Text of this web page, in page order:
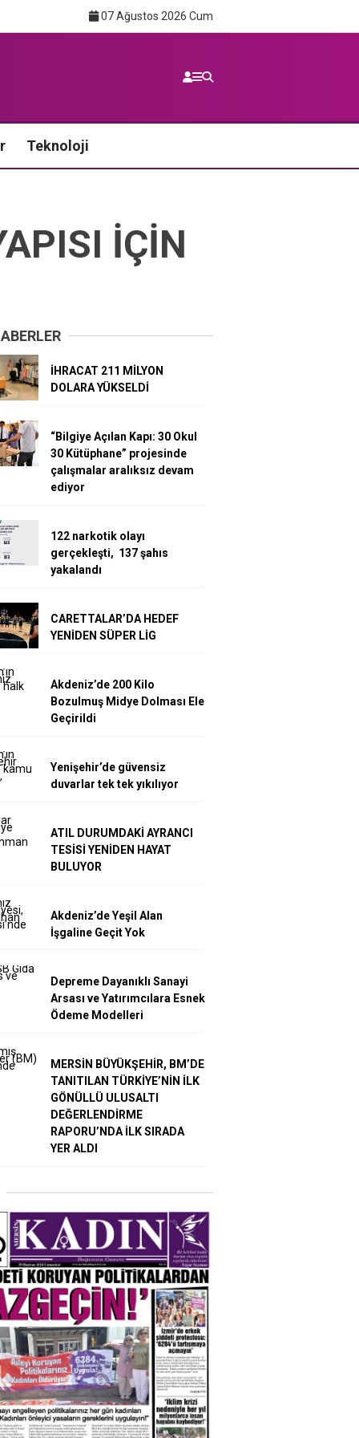
07 Ağustos 2026 Cum
Teknoloji
İÇİN
İHRACAT 211 MİLYON
DOLARA YÜKSELDİ
“Bilgiye Açılan Kapı: 30 Okul
30 Kütüphane” projesinde
çalışmalar aralıksız devam
ediyor
122 narkotik olayı
gerçekleşti, 137 şahıs
yakalandı
CARETTALAR’DA HEDEF
YENİDEN SÜPER LİG
Akdeniz’de 200 Kilo
Bozulmuş Midye Dolması Ele
Geçirildi
Yenişehir’de güvensiz
duvarlar tek tek yıkılıyor
ATIL DURUMDAKİ AYRANCI
TESİSİ YENİDEN HAYAT
BULUYOR
Akdeniz’de Yeşil Alan
İşgaline Geçit Yok
Depreme Dayanıklı Sanayi
Arsası ve Yatırımcılara Esnek
Ödeme Modelleri
MERSİN BÜYÜKŞEHİR, BM’DE
TANITILAN TÜRKİYE’NİN İLK
GÖNÜLLÜ ULUSALTI
DEĞERLENDİRME
RAPORU’NDA İLK SIRADA
YER ALDI